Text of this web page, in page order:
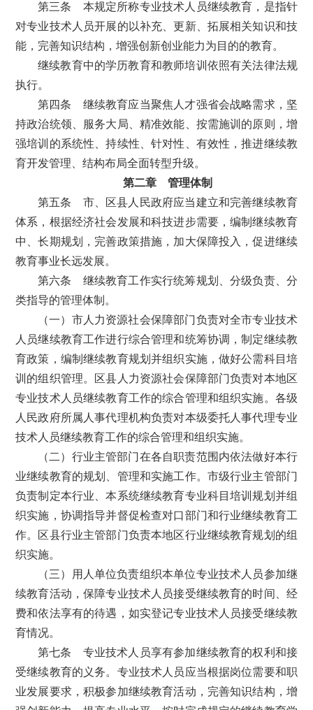
第三条 本规定所称专业技术人员继续教育，是指针
对专业技术人员开展的以补充、更新、拓展相关知识和技
能，完善知识结构，增强创新创业能力为目的的教育。
继续教育中的学历教育和教师培训依照有关法律法规
执行。
第四条 继续教育应当聚焦人才强省会战略需求，坚
持政治统领、服务大局、精准效能、按需施训的原则，增
强培训的系统性、持续性、针对性、有效性，推进继续教
育开发管理、结构布局全面转型升级。
第二章 管理体制
第五条 市、区县人民政府应当建立和完善继续教育
体系，根据经济社会发展和科技进步需要，编制继续教育
中、长期规划，完善政策措施，加大保障投入，促进继续
教育事业长远发展。
第六条 继续教育工作实行统筹规划、分级负责、分
类指导的管理体制。
（一）市人力资源社会保障部门负责对全市专业技术
人员继续教育工作进行综合管理和统筹协调，制定继续教
育政策，编制继续教育规划并组织实施，做好公需科目培
训的组织管理。区县人力资源社会保障部门负责对本地区
专业技术人员继续教育工作的综合管理和组织实施。各级
人民政府所属人事代理机构负责对本级委托人事代理专业
技术人员继续教育工作的综合管理和组织实施。
（二）行业主管部门在各自职责范围内依法做好本行
业继续教育的规划、管理和实施工作。市级行业主管部门
负责制定本行业、本系统继续教育专业科目培训规划并组
织实施，协调指导并督促检查对口部门和行业继续教育工
作。区县行业主管部门负责本地区行业继续教育规划的组
织实施。
（三）用人单位负责组织本单位专业技术人员参加继
续教育活动，保障专业技术人员接受继续教育的时间、经
费和依法享有的待遇，如实登记专业技术人员接受继续教
育情况。
第七条 专业技术人员享有参加继续教育的权利和接
受继续教育的义务。专业技术人员应当根据岗位需要和职
业发展要求，积极参加继续教育活动，完善知识结构，增